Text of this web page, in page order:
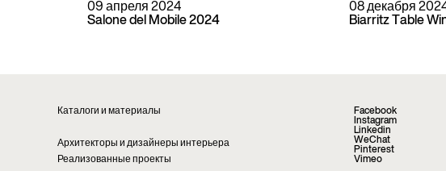
09 апреля 2024
Salone del Mobile 2024
08 декабря
Biarritz Table
Каталоги и материалы
Архитекторы и дизайнеры интерьера
Реализованные проекты
Facebook
Instagram
Linkedin
WeChat
Pinterest
Vimeo